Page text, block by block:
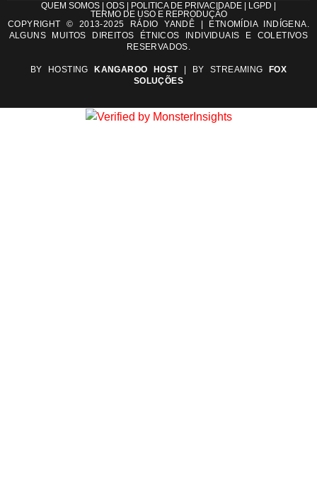
QUEM SOMOS | ODS | POLITICA DE PRIVACIDADE | LGPD |
TERMO DE USO E REPRODUÇÃO
COPYRIGHT © 2013-2025 RÁDIO YANDÊ | ETNOMÍDIA INDÍGENA.
ALGUNS MUITOS DIREITOS ÉTNICOS INDIVIDUAIS E COLETIVOS
RESERVADOS.
BY HOSTING KANGAROO HOST| BY STREAMING
FOX
SOLUÇÕES